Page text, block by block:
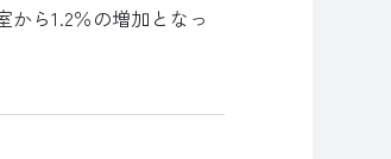
から1.2％の増加となっ